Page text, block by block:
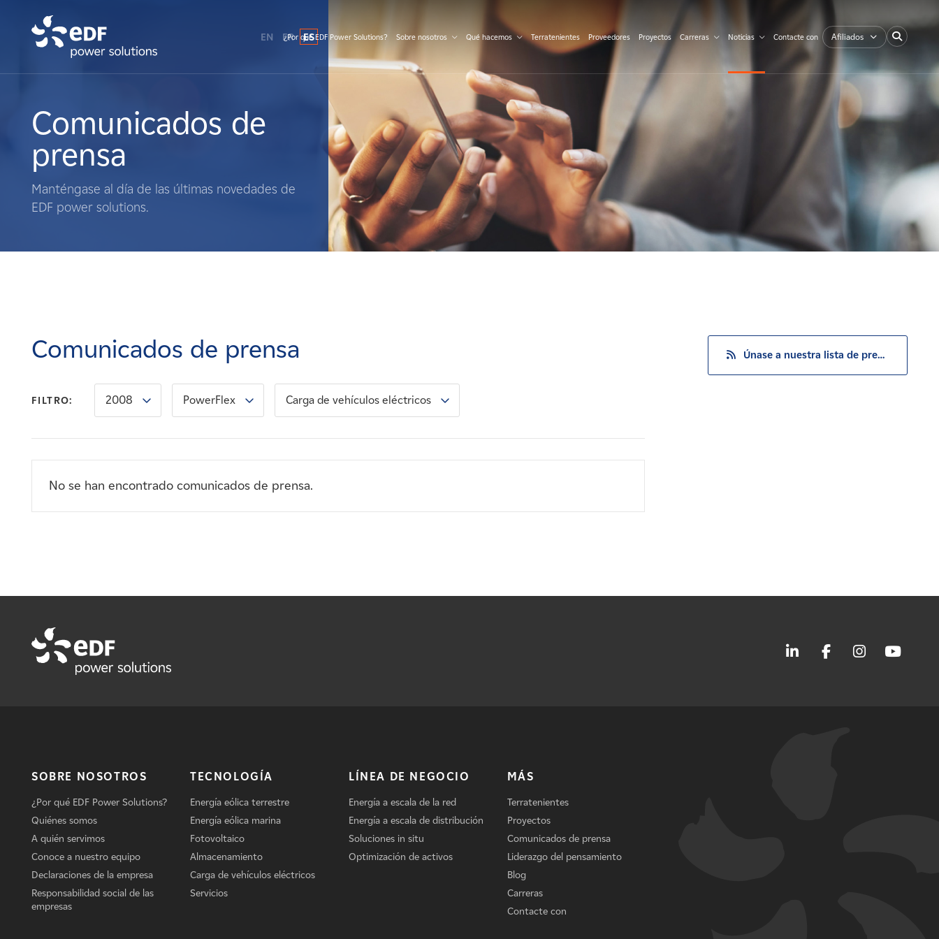
Qué hacemos
Terratenientes
Noticias
Contacte con
EN FR ES
¿Por qué EDF Power Solutions? Sobre nosotros Qué hacemos Terratenientes Proveedores Proyectos Carreras Noticias Contacte con Afiliados
Comunicados de
prensa
Manténgase al día de las últimas novedades de
EDF power solutions.
Comunicados de prensa
FILTRO: 2008 PowerFlex Carga de vehículos eléctricos
No se han encontrado comunicados de prensa.
Únase a nuestra lista de prensa
SOBRE NOSOTROS
¿Por qué EDF Power Solutions?
Quiénes somos
A quién servimos
Conoce a nuestro equipo
Declaraciones de la empresa
Responsabilidad social de las
empresas
TECNOLOGÍA
Energía eólica terrestre
Energía eólica marina
Fotovoltaico
Almacenamiento
Carga de vehículos eléctricos
Servicios
LÍNEA DE NEGOCIO
Energía a escala de la red
Energía a escala de distribución
Soluciones in situ
Optimización de activos
MÁS
Terratenientes
Proyectos
Comunicados de prensa
Liderazgo del pensamiento
Blog
Carreras
Contacte con